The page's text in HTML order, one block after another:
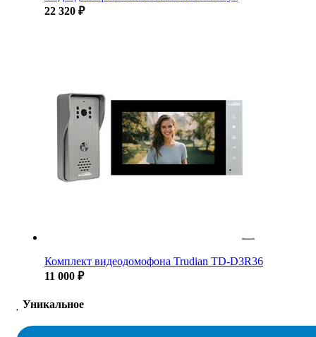
22 320 ₽
Комплект видеодомофона Trudian TD-D3R36
11 000 ₽
Уникальное